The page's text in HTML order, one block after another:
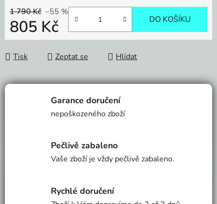
1 790 Kč –55 %
805 Kč
Měrná cena:
DO KOŠÍKU
Tisk Zeptat se Hlídat
Garance doručení
nepoškozeného zboží
Pečlivě zabaleno
Vaše zboží je vždy pečlivě zabaleno.
Rychlé doručení